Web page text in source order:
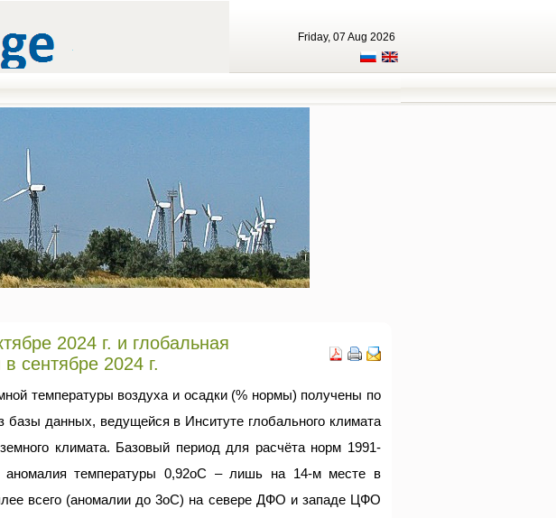
Friday, 07 Aug 2026
2024 г. и глобальная
сентябре 2024 г.
температуры воздуха и осадки (% нормы) получены по
данных, ведущейся в Инситуте глобального климата
климата. Базовый период для расчёта норм 1991-
аномалия температуры 0,92оС – лишь на 14-м месте в
всего (аномалии до 3оС) на севере ДФО и западе ЦФО